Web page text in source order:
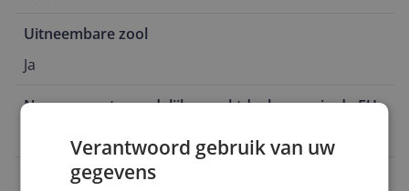
Uitneembare zool
Ja
Naam verantwoordelijke marktdeelnemer in de EU
Schuurman-Schoenen
Verpakking breedte
Verantwoord gebruik van uw
gegevens